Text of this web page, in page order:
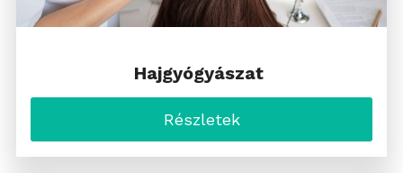
Hajgyógyászat
Részletek